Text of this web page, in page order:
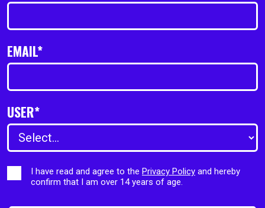
EMAIL*
USER*
I have read and agree to the Privacy Policy and hereby
confirm that I am over 14 years of age.